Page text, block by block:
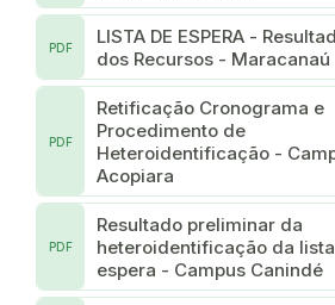
LISTA DE ESPERA -
dos Recursos - Maracanaú
PDF
Retificação Cronograma e
Procedimento de
Heteroidentificação -
Acopiara
PDF
Resultado preliminar da
heteroidentificação da
espera - Campus Canindé
PDF